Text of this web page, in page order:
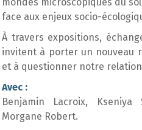
face aux enjeux socio-
À travers expositions,
invitent à porter un nouveau
et à questionner notre
Avec :
Benjamin Lacroix, Kseniya
Morgane Robert.